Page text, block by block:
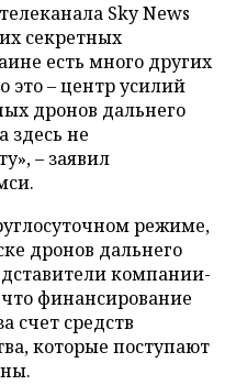
Sky News
секретных
есть много других
– центр усилий
дронов дальнего
здесь не
– заявил
режиме,
дронов дальнего
компании-
финансирование
счет средств
которые поступают